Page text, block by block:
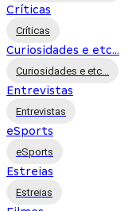
Críticas
Críticas
Curiosidades e etc...
Curiosidades e etc...
Entrevistas
Entrevistas
eSports
eSports
Estreias
Estreias